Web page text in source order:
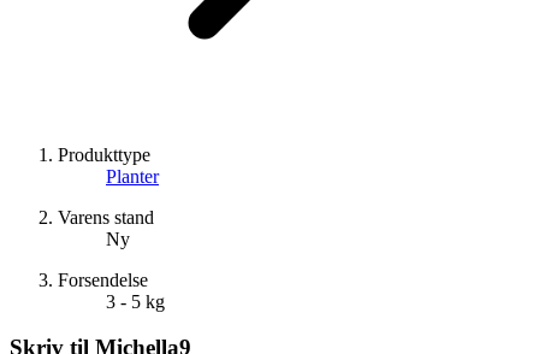
Produkttype
Planter
Varens stand
Ny
Forsendelse
3 - 5 kg
Skriv til Michella9